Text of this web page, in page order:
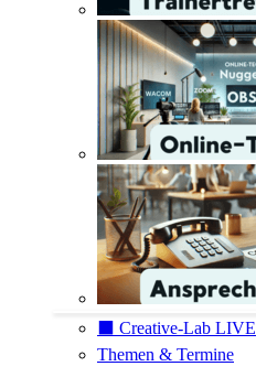
⬛️ Creative-Lab LIVE
Themen & Termine